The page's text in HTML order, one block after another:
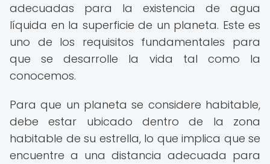
adecuadas para la existencia de agua
líquida en la superficie de un planeta. Este es
uno de los requisitos fundamentales para
que se desarrolle la vida tal como la
conocemos.
Para que un planeta se considere habitable,
debe estar ubicado dentro de la zona
habitable de su estrella, lo que implica que se
encuentre a una distancia adecuada para